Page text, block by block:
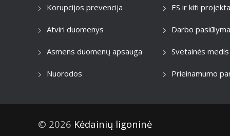
Korupcijos prevencija
Atviri duomenys
Asmens duomenų apsauga
Nuorodos
ES ir kiti
Darbo
Svetainės medis
Prieinamumo
© 2026 Kėdainių ligoninė